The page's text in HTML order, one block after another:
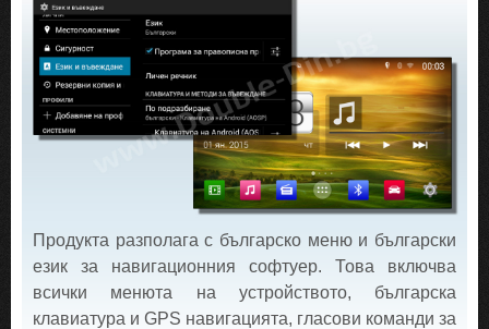
Продукта разполага с българско меню и български
език за навигационния софтуер. Това включва
всички менюта на устройството, българска
клавиатура и GPS навигацията, гласови команди за